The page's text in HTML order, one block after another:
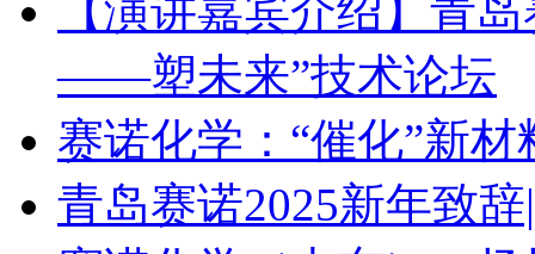
【演讲嘉宾介绍】青
——塑未来”技术论坛
赛诺化学：“催化”新
青岛赛诺2025新年致